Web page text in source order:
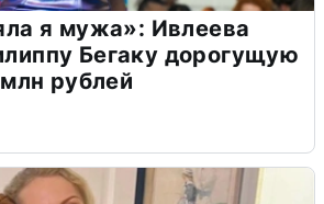
я мужа»: Ивлеева
Бегаку дорогущую
рублей